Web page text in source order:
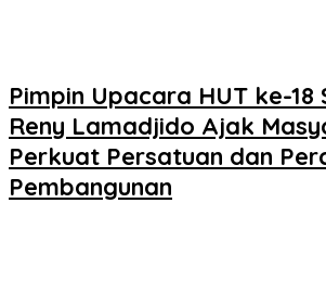
Pimpin Upacara HUT ke-18
Reny Lamadjido Ajak
Perkuat Persatuan dan
Pembangunan